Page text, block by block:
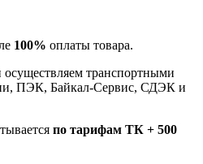
100% оплаты товара.
транспортными
ПЭК, Байкал-Сервис, СДЭК и
по тарифам ТК + 500